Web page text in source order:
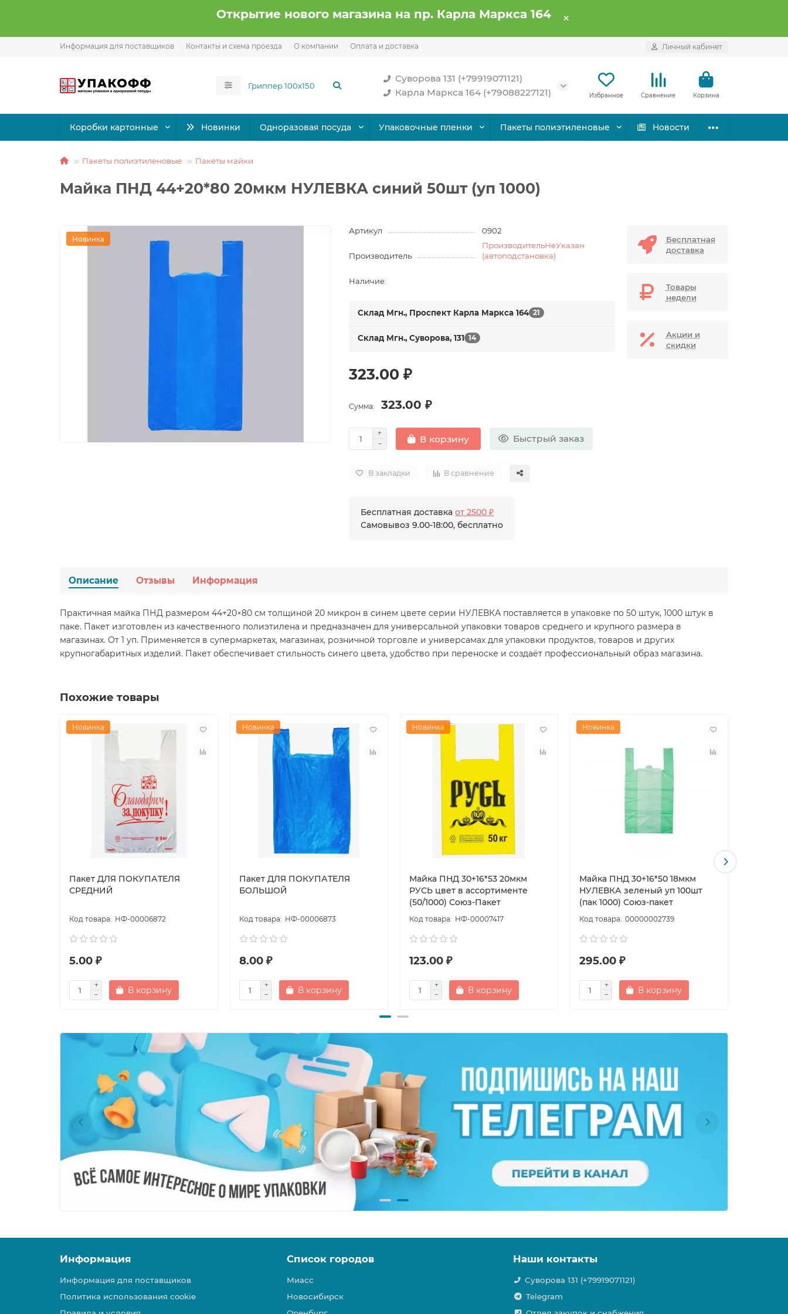
Открытие нового магазина на пр. Карла Маркса 164
Информация для поставщиков Контакты и схема проезда О компании Оплата и доставка Личный кабинет
Суворова 131 (+79919071121)
Карла Маркса 164 (+79088227121)
Избранное Сравнение Корзина
Коробки картонные Новинки Одноразовая посуда Упаковочные пленки Пакеты полиэтиленовые Новости
Пакеты полиэтиленовые Пакеты майки
Майка ПНД 44+20*80 20мкм НУЛЕВКА синий 50шт (уп 1000)
Новинка
Артикул 0902
Производитель
ПроизводительНеУказан
(автоподстановка)
Наличие:
Склад Мгн., Проспект Карла Маркса 164 21
Склад Мгн., Суворова, 131 14
323.00 ₽
Сумма: 323.00 ₽
В корзину Быстрый заказ
В закладки В сравнение
Бесплатная доставкаот 2500 ₽
Самовывоз 9.00-18:00, бесплатно
Бесплатная
доставка
Товары
недели
Акции и
скидки
Описание Отзывы Информация
Практичная майка ПНД размером 44+20×80 см толщиной 20 микрон в синем цвете серии НУЛЕВКА поставляется в упаковке по 50 штук, 1000 штук в
паке. Пакет изготовлен из качественного полиэтилена и предназначен для универсальной упаковки товаров среднего и крупного размера в
магазинах. От 1 уп. Применяется в супермаркетах, магазинах, розничной торговле и универсамах для упаковки продуктов, товаров и других
крупногабаритных изделий. Пакет обеспечивает стильность синего цвета, удобство при переноске и создаёт профессиональный образ магазина.
Похожие товары
Новинка
Пакет ДЛЯ ПОКУПАТЕЛЯ
СРЕДНИЙ
НФ-00006872
5.00 ₽
В корзину
Новинка
Пакет ДЛЯ ПОКУПАТЕЛЯ
БОЛЬШОЙ
НФ-00006873
8.00 ₽
В корзину
Новинка
Майка ПНД 30+16*53 20мкм
РУСЬ цвет в ассортименте
(50/1000) Союз-Пакет
НФ-00007417
123.00 ₽
В корзину
Новинка
Майка ПНД 30+16*50 18мкм
НУЛЕВКА зеленый уп 100шт
(пак 1000) Союз-пакет
00000002739
295.00 ₽
В корзину
Информация
Информация для поставщиков
Политика использования cookie
Список городов
Миасс
Новосибирск
Наши контакты
Суворова 131 (+79919071121)
Telegram